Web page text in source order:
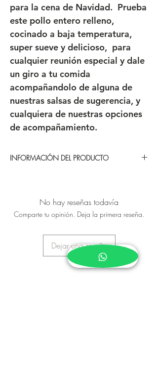
para la cena de Navidad. Prueba
este pollo entero relleno,
cocinado a baja temperatura,
super sueve y delicioso, para
cualquier reunión especial y dale
un giro a tu comida
acompañandolo de alguna de
nuestras salsas de sugerencia, y
cualquiera de nuestras opciones
de acompañamiento.
INFORMACIÓN DEL PRODUCTO
Este producto es fresco (no congelado)
, llega envasado al vacío y refrigerado
Peso total 3 libras aproximadamente
Se puede consumir caliente o frio
No incluye ningun acompañamiento ni
No hay reseñas todavía
Comparte tu opinión. Deja la primera reseña.
Dejar una reseña